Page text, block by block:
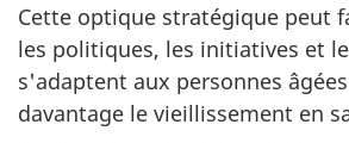
Cette optique stratégique peut
les politiques, les initiatives et
s'adaptent aux personnes
davantage le vieillissement en